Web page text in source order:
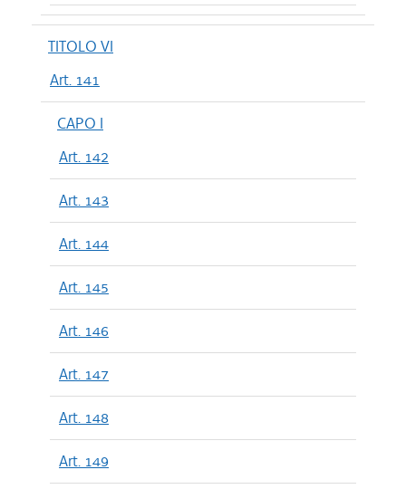
TITOLO VI
Art. 141
CAPO I
Art. 142
Art. 143
Art. 144
Art. 145
Art. 146
Art. 147
Art. 148
Art. 149